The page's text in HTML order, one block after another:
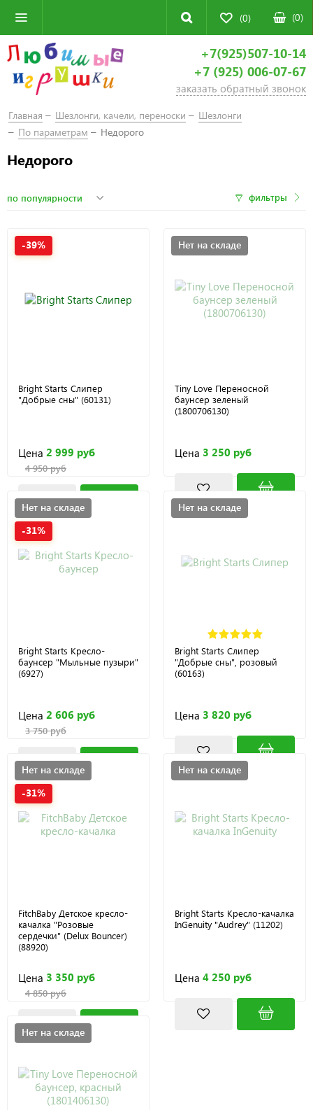
(0) (0)
+7(925)507-10-14
+7 (925) 006-07-67
заказать обратный звонок
Главная Шезлонги, качели, переноски
Шезлонги
По параметрам
Недорого
Недорого
фильтры
-39%
Bright Starts Слипер
"Добрые сны" (60131)
Цена 2 999 руб
4 950 руб
Нет на складе
Tiny Love Переносной
баунсер зеленый
(1800706130)
Цена 3 250 руб
Нет на складе
-31%
Bright Starts Кресло-
баунсер "Мыльные пузыри"
(6927)
Цена 2 606 руб
3 750 руб
Нет на складе
Bright Starts Слипер
"Добрые сны", розовый
(60163)
Цена 3 820 руб
Нет на складе
-31%
FitchBaby Детское кресло-
качалка "Розовые
сердечки" (Delux Bouncer)
(88920)
Цена 3 350 руб
4 850 руб
Нет на складе
Bright Starts Кресло-качалка
InGenuity "Audrey" (11202)
Цена 4 250 руб
Нет на складе